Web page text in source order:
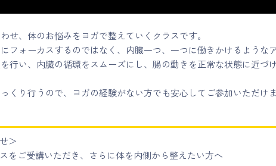
せ、体のお悩みをヨガで整えていくクラスです。
にフォーカスするのではなく、内臓一つ、一つに働きかけるような
行い、内臓の循環をスムーズにし、腸の動きを正常な状態に近づ
くり行うので、ヨガの経験がない方でも安心してご参加いただけま
＞
をご受講いただき、さらに体を内側から整えたい方へ